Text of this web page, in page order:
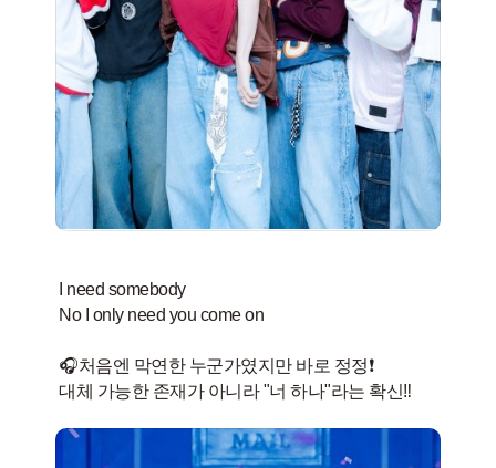
I need somebody
No I only need you come on
🎧처음엔 막연한 누군가였지만 바로 정정❗️